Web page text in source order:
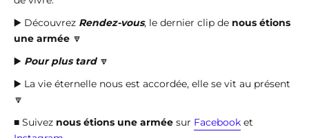
▶️ Découvrez Rendez-vous, le dernier clip de nous étions
une armée 🔽
▶️ Pour plus tard🔽
▶️ La vie éternelle nous est accordée, elle se vit au présent
🔽
■ Suivez nous étions une armée sur Facebook et